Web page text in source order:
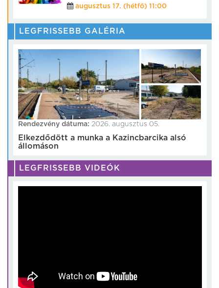
augusztus 17. (hétfő) 11:00
LEGFRISSEBB GALÉRIA
Rendezvény dátuma: 2026. augusztus 05.
Elkezdődött a munka a Kazincbarcika alsó
állomáson
LEGFRISSEBB VIDEÓK